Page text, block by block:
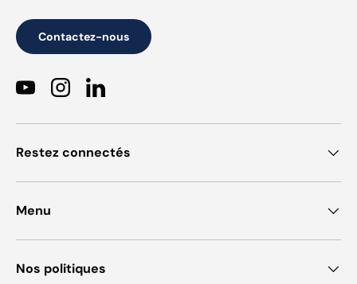
Contactez-nous
YouTubeInstagramLinkedIn
Restez connectés
Menu
Nos politiques